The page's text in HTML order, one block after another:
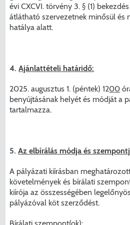
évi CXCVI. törvény 3. § (1)
átlátható szervezetnek minősül és
hatálya alatt.
4.Ajánlattételi határidő:
2025. augusztus 1. (péntek) 1200
benyújtásának helyét és módját a
tartalmazza.
5.Az elbírálás módja és
A pályázati kiírásban
követelmények és bírálati
kiírója az összességében
pályázóval köt szerződést.